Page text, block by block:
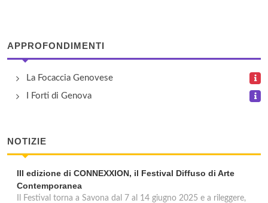
Ufficio Postale Corso Sardegna 2
corso Sardegna 2, Genova
APPROFONDIMENTI
La Focaccia Genovese
I Forti di Genova
NOTIZIE
III edizione di CONNEXXION, il Festival Diffuso di Arte
Contemporanea
Il Festival torna a Savona dal 7 al 14 giugno 2025 e a rileggere,